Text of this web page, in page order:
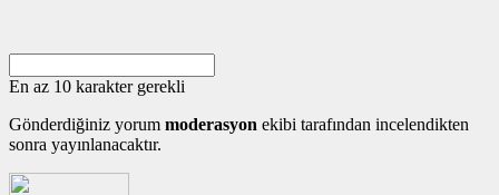
En az 10 karakter gerekli
Gönderdiğiniz yorum moderasyon ekibi tarafından incelendikten
sonra yayınlanacaktır.